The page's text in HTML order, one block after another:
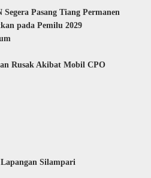
Pasang Tiang Permanen
pada Pemilu 2029
Rusak Akibat Mobil CPO
Silampari